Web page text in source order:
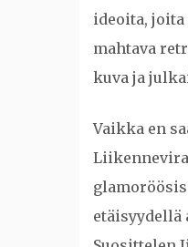
ideoita,
mahtava
kuva ja
Vaikka en